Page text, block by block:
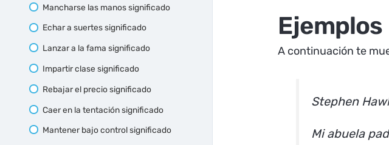
Mancharse las manos significado
Echar a suertes significado
Lanzar a la fama significado
Impartir clase significado
Rebajar el precio significado
Caer en la tentación significado
Mantener bajo control significado
Ejemplos
A continuación te
Stephen
Mi abuela